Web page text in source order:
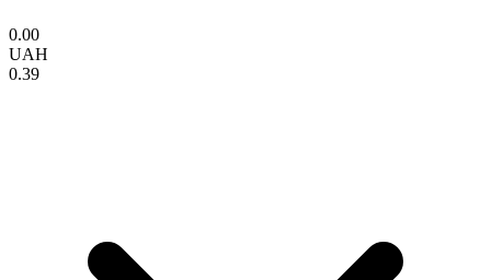
0.00
UAH
0.39